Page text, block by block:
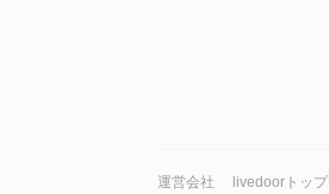
運営会社 livedoorトップ